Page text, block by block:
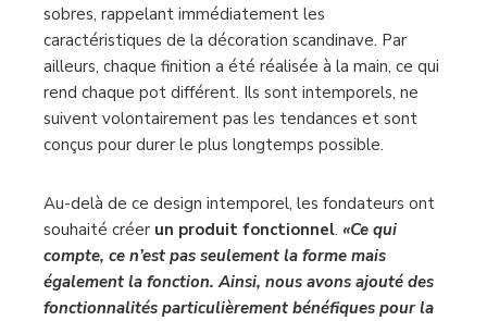
sobres, rappelant immédiatement les
caractéristiques de la décoration scandinave. Par
ailleurs, chaque finition a été réalisée à la main, ce qui
rend chaque pot différent. Ils sont intemporels, ne
suivent volontairement pas les tendances et sont
conçus pour durer le plus longtemps possible.
Au-delà de ce design intemporel, les fondateurs ont
souhaité créer un produit fonctionnel. «Ce qui
compte, ce n’est pas seulement la forme mais
également la fonction. Ainsi, nous avons ajouté des
fonctionnalités particulièrement bénéfiques pour la